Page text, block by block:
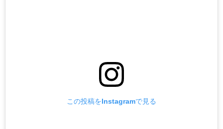
この投稿をInstagramで見る